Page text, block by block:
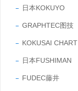
日本KOKUYO
GRAPHTEC图技
KOKUSAI CHART
日本FUSHIMAN
FUDEC藤井